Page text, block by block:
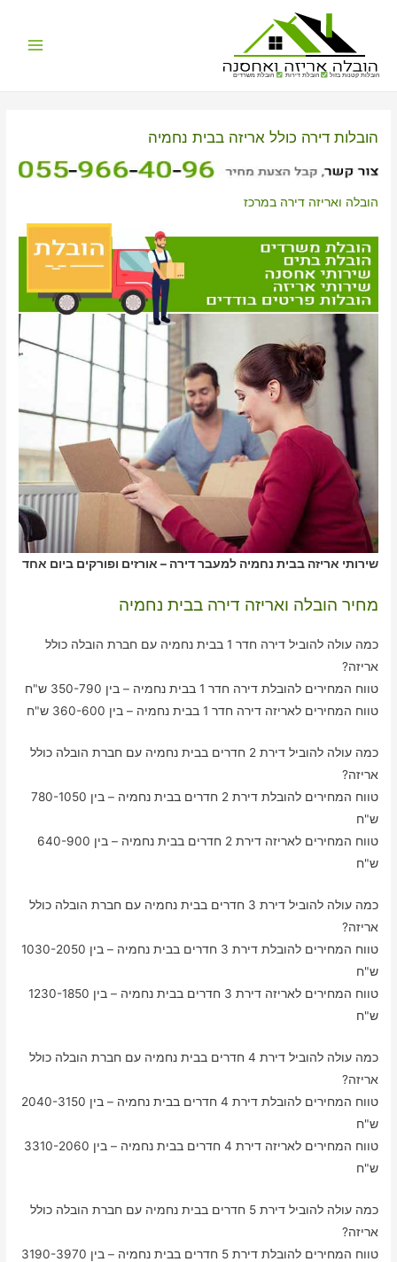
הובלות קטנות בזול הובלת דירות הובלת משרדים
הובלות דירה כולל אריזה בבית נחמיה
הובלה ואריזה דירה במרכז
שירותי אריזה בבית נחמיה למעבר דירה – אורזים ופורקים ביום אחד
מחיר הובלה ואריזה דירה בבית נחמיה
כמה עולה להוביל דירה חדר 1 בבית נחמיה עם חברת הובלה כולל
אריזה?
טווח המחירים להובלת דירה חדר 1 בבית נחמיה – בין 350-790 ש"ח
טווח המחירים לאריזה דירה חדר 1 בבית נחמיה – בין 360-600 ש"ח
כמה עולה להוביל דירת 2 חדרים בבית נחמיה עם חברת הובלה כולל
אריזה?
טווח המחירים להובלת דירת 2 חדרים בבית נחמיה – בין 780-1050
ש"ח
טווח המחירים לאריזה דירת 2 חדרים בבית נחמיה – בין 640-900
ש"ח
כמה עולה להוביל דירת 3 חדרים בבית נחמיה עם חברת הובלה כולל
אריזה?
טווח המחירים להובלת דירת 3 חדרים בבית נחמיה – בין 1030-2050
ש"ח
טווח המחירים לאריזה דירת 3 חדרים בבית נחמיה – בין 1230-1850
ש"ח
כמה עולה להוביל דירת 4 חדרים בבית נחמיה עם חברת הובלה כולל
אריזה?
טווח המחירים להובלת דירת 4 חדרים בבית נחמיה – בין 2040-3150
ש"ח
טווח המחירים לאריזה דירת 4 חדרים בבית נחמיה – בין 3310-2060
ש"ח
כמה עולה להוביל דירת 5 חדרים בבית נחמיה עם חברת הובלה כולל
אריזה?
טווח המחירים להובלת דירת 5 חדרים בבית נחמיה – בין 3190-3970